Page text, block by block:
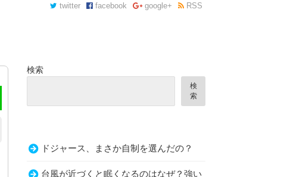
twitter facebook google+ RSS
検索
検
索
ドジャース、まさか自制を選んだの？
台風が近づくと眠くなるのはなぜ？強い